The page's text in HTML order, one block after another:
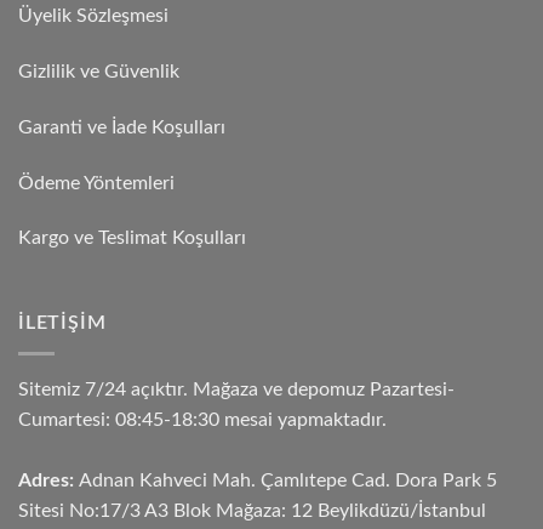
Üyelik Sözleşmesi
Gizlilik ve Güvenlik
Garanti ve İade Koşulları
Ödeme Yöntemleri
Kargo ve Teslimat Koşulları
İLETIŞIM
Sitemiz 7/24 açıktır. Mağaza ve depomuz Pazartesi-
Cumartesi: 08:45-18:30 mesai yapmaktadır.
Adres: Adnan Kahveci Mah. Çamlıtepe Cad. Dora Park 5
Sitesi No:17/3 A3 Blok Mağaza: 12 Beylikdüzü/İstanbul